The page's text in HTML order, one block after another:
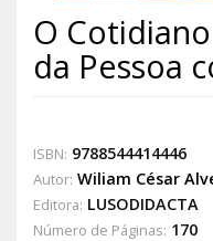
O
da Pessoa
ISBN: 9788544414446
Autor: Wiliam César
Editora: LUSODIDACTA
Número de Páginas: 170